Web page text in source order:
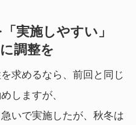
実施しやすい」
調整を
求めるなら、前回と同じ
しますが、
いで実施したが、秋冬は